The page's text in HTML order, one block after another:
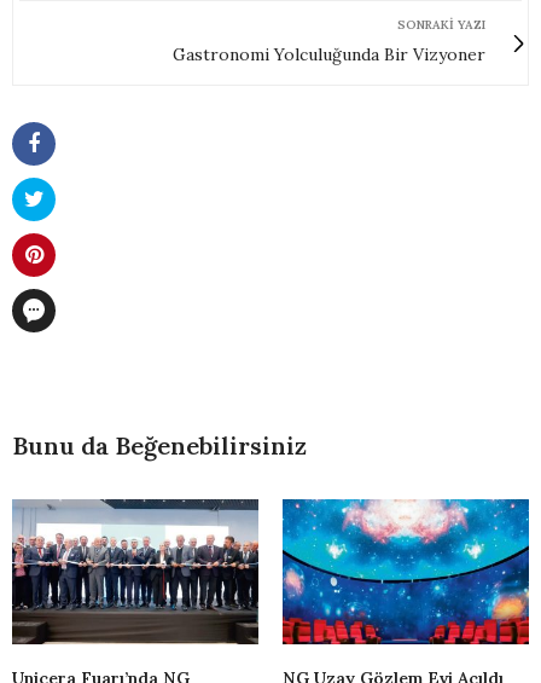
SONRAKI YAZI
Gastronomi Yolculuğunda Bir Vizyoner
Bunu da Beğenebilirsiniz
Unicera Fuarı’nda NG
NG Uzay Gözlem Evi Açıldı